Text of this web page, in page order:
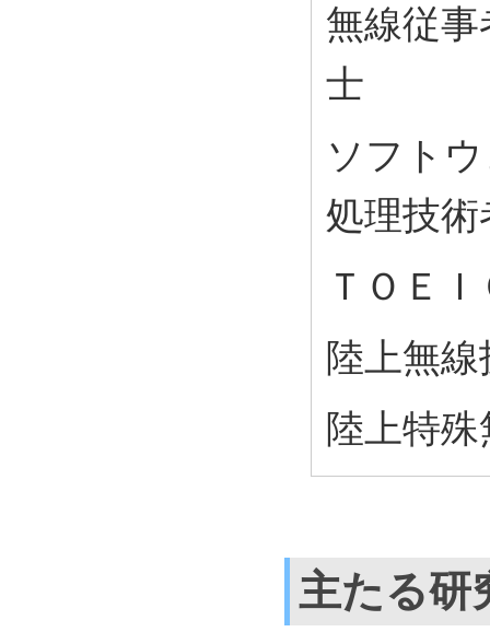
無線従
士
ソフト
処理技術
ＴＯＥ
陸上無
陸上特
主たる研